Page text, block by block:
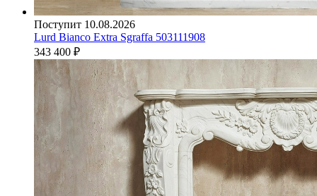
Поступит 10.08.2026
Lurd Bianco Extra Sgraffa 503111908
343 400 ₽